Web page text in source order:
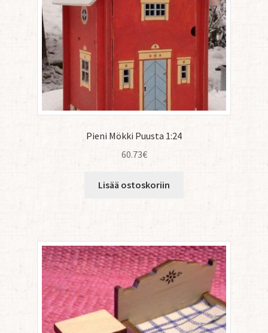
Pieni Mökki Puusta 1:24
60.73€
Lisää ostoskoriin